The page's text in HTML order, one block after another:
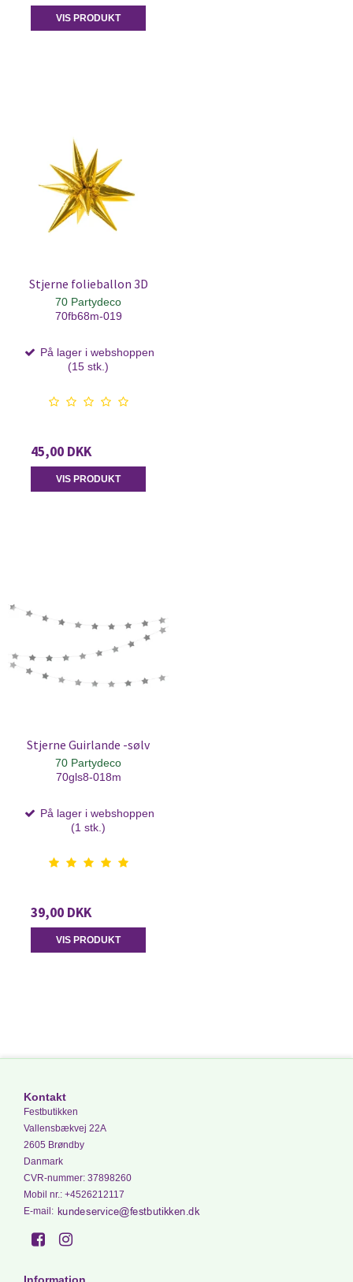
VIS PRODUKT
Stjerne folieballon 3D
70 Partydeco
70fb68m-019
På lager i webshoppen
(15 stk.)
45,00 DKK
VIS PRODUKT
Stjerne Guirlande -sølv
70 Partydeco
70gls8-018m
På lager i webshoppen
(1 stk.)
39,00 DKK
VIS PRODUKT
Kontakt
Festbutikken
Vallensbækvej 22A
2605 Brøndby
Danmark
CVR-nummer: 37898260
Mobil nr.: +4526212117
E-mail :